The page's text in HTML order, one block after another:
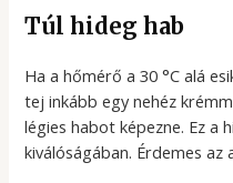
Túl hideg hab
Ha a hőmérő a 30 °C alá
tej inkább egy nehéz
légies habot képezne. Ez a
kiválóságában. Érdemes az